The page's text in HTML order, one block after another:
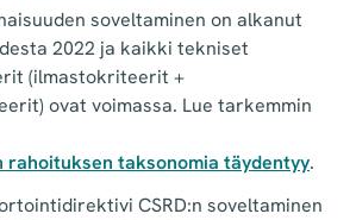
soveltaminen on alkanut
2022 ja kaikki tekniset
(ilmastokriteerit +
ovat voimassa. Lue tarkemmin
rahoituksen taksonomia täydentyy.
CSRD:n soveltaminen